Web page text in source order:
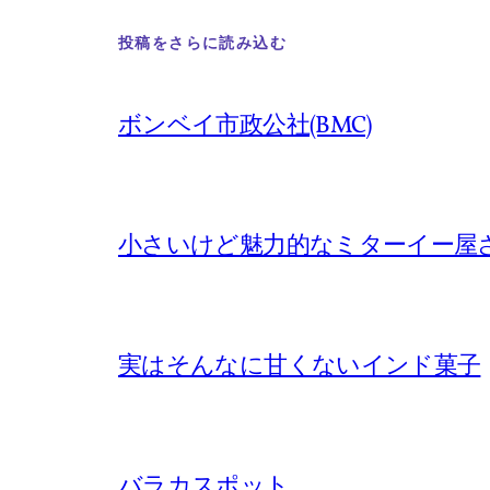
投稿をさらに読み込む
ボンベイ市政公社(BMC)
小さいけど魅力的なミターイー屋
実はそんなに甘くないインド菓子